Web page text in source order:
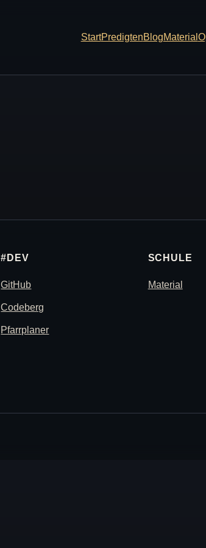
StartPredigtenBlogMaterial
#DEV
GitHub
Codeberg
Pfarrplaner
SCHULE
Material